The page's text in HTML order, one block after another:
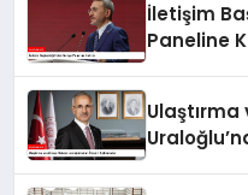
İletişim
Paneline
Ulaştırma